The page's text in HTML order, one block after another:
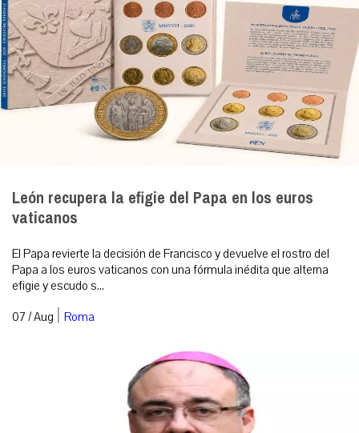
León recupera la efigie del Papa en los euros
vaticanos
El Papa revierte la decisión de Francisco y devuelve el rostro del
Papa a los euros vaticanos con una fórmula inédita que alterna
efigie y escudo s...
07 / Aug | Roma